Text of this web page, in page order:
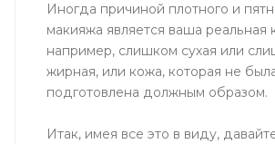
Иногда причиной плотного и
макияжа является ваша реальная
например, слишком сухая или
жирная, или кожа, которая не
подготовлена ​​должным образом.
Итак, имея все это в виду,